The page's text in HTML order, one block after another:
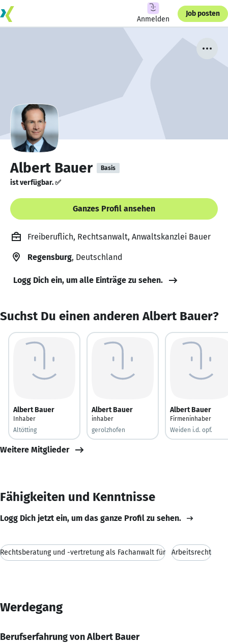
Anmelden
Job posten
Albert Bauer Basis
ist verfügbar. ✅
Ganzes Profil ansehen
Freiberuflich, Rechtsanwalt, Anwaltskanzlei Bauer
Regensburg, Deutschland
Logg Dich ein, um alle Einträge zu sehen.
Suchst Du einen anderen Albert Bauer?
Albert Bauer
Inhaber
Altötting
Albert Bauer
inhaber
gerolzhofen
Albert Bauer
Firmeninhaber
Weiden i.d. opf.
Weitere Mitglieder
Fähigkeiten und Kenntnisse
Logg Dich jetzt ein, um das ganze Profil zu sehen.
Rechtsberatung und -vertretung als Fachanwalt für Arbeitsrecht
Werdegang
Berufserfahrung von Albert Bauer